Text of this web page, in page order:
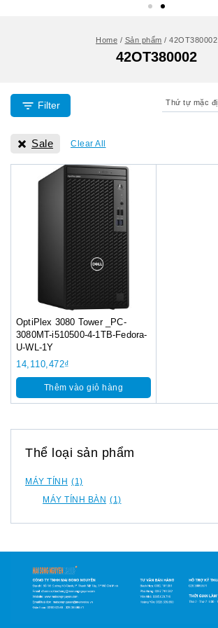
Home / Sản phẩm / 42OT380002
42OT380002
Filter
Sale Clear All
OptiPlex 3080 Tower _PC-
3080MT-i510500-4-1TB-Fedora-
U-WL-1Y
14,110,472₫
Thêm vào giỏ hàng
Thể loại sản phẩm
MÁY TÍNH (1)
MÁY TÍNH BÀN (1)